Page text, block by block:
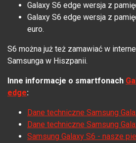
Galaxy S6 edge wersja z
Galaxy S6 edge wersja z
euro.
S6 można już też zamawiać w
Samsunga w Hiszpanii.
Inne informacje o smartfonach
edge:
Dane techniczne Samsung
Dane techniczne Samsung
Samsung Galaxy S6 - nasze